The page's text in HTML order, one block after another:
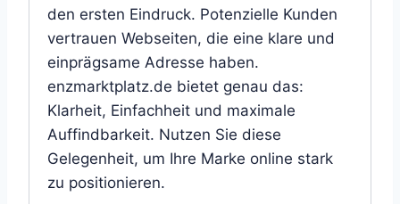
den ersten Eindruck. Potenzielle Kunden
vertrauen Webseiten, die eine klare und
einprägsame Adresse haben.
enzmarktplatz.de bietet genau das:
Klarheit, Einfachheit und maximale
Auffindbarkeit. Nutzen Sie diese
Gelegenheit, um Ihre Marke online stark
zu positionieren.